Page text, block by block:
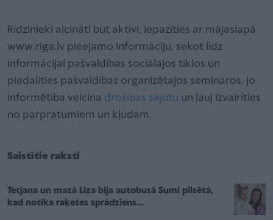
Rīdzinieki aicināti būt aktīvi, iepazīties ar mājaslapā
www.riga.lv pieejamo informāciju, sekot līdz
informācijai pašvaldības sociālajos tīklos un
piedalīties pašvaldības organizētajos semināros, jo
informētība veicina drošības sajūtu un ļauj izvairīties
no pārpratumiem un kļūdām.
Saistītie raksti
Tetjana un mazā Liza bija autobusā Sumi pilsētā,
kad notika raķetes sprādziens...